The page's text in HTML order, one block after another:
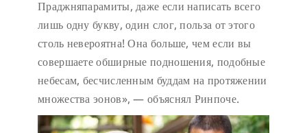
Праджняпарамиты, даже если написать всего
лишь одну букву, один слог, польза от этого
столь невероятна! Она больше, чем если вы
совершаете обширные подношения, подобные
небесам, бесчисленным буддам на протяжении
множества эонов», — объяснял Ринпоче.